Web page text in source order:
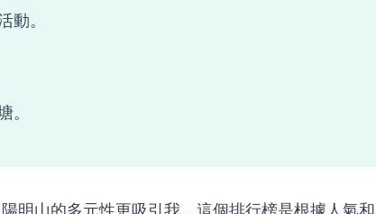
。
明山的多元性更吸引我。這個排行榜是根據人氣和